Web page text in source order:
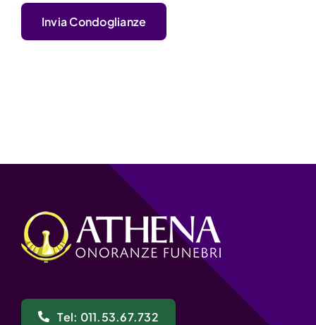
Tel: 011.53.67.732